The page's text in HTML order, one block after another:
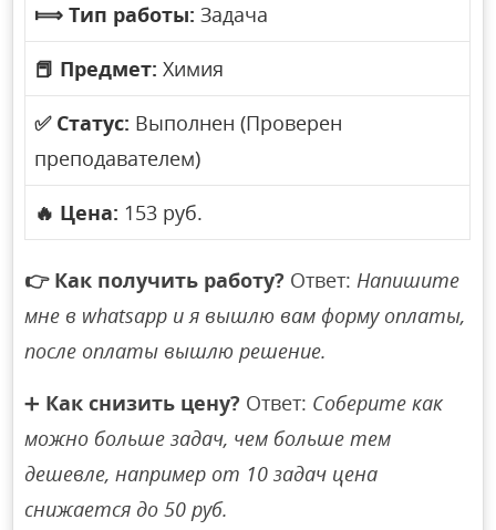
⟾ Тип работы: Задача
📕 Предмет: Химия
✅ Статус: Выполнен (Проверен
преподавателем)
🔥 Цена: 153 руб.
👉 Как получить работу? Ответ:Напишите
мне в whatsapp и я вышлю вам форму оплаты,
после оплаты вышлю решение.
➕ Как снизить цену? Ответ: Соберите как
можно больше задач, чем больше тем
дешевле, например от 10 задач цена
снижается до 50 руб.